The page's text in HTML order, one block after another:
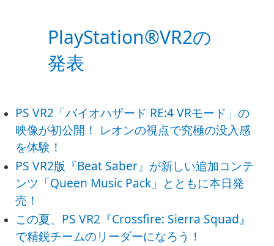
PlayStation®VR2の
発表
PS VR2「バイオハザード RE:4 VRモード」の
映像が初公開！ レオンの視点で究極の没入感
を体験！
PS VR2版『Beat Saber』が新しい追加コンテ
ンツ「Queen Music Pack」とともに本日発
売！
この夏、PS VR2『Crossfire: Sierra Squad』
で精鋭チームのリーダーになろう！